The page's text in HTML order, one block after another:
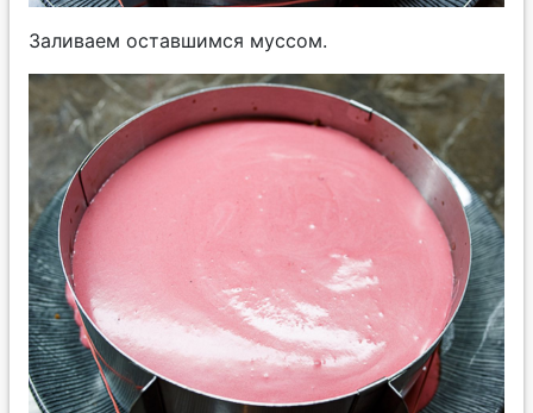
Заливаем оставшимся муссом.